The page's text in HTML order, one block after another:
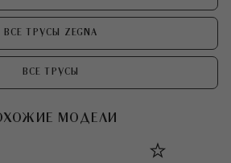
ВСЕ ТРУСЫ ZEGNA
ВСЕ ТРУСЫ
МОДЕЛИ